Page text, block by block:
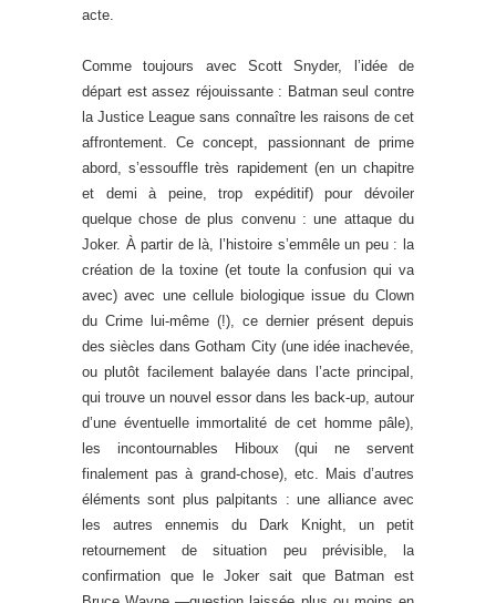
acte.
Comme toujours avec Scott Snyder, l’idée de
départ est assez réjouissante : Batman seul contre
la Justice League sans connaître les raisons de cet
affrontement. Ce concept, passionnant de prime
abord, s’essouffle très rapidement (en un chapitre
et demi à peine, trop expéditif) pour dévoiler
quelque chose de plus convenu : une attaque du
Joker. À partir de là, l’histoire s’emmêle un peu : la
création de la toxine (et toute la confusion qui va
avec) avec une cellule biologique issue du Clown
du Crime lui-même (!), ce dernier présent depuis
des siècles dans Gotham City (une idée inachevée,
ou plutôt facilement balayée dans l’acte principal,
qui trouve un nouvel essor dans les back-up, autour
d’une éventuelle immortalité de cet homme pâle),
les incontournables Hiboux (qui ne servent
finalement pas à grand-chose), etc. Mais d’autres
éléments sont plus palpitants : une alliance avec
les autres ennemis du Dark Knight, un petit
retournement de situation peu prévisible, la
confirmation que le Joker sait que Batman est